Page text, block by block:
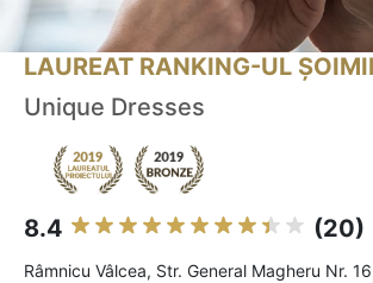
LAUREAT RANKING-UL ȘOIMII
Unique Dresses
8.4 (20)
Râmnicu Vâlcea, Str. General Magheru Nr.